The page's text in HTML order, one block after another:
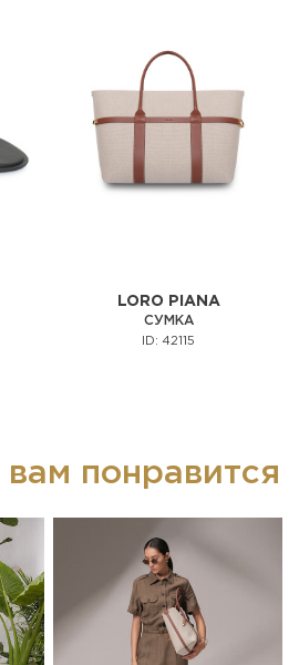
LORO PIANA
СУМКА
ID: 42115
понравится